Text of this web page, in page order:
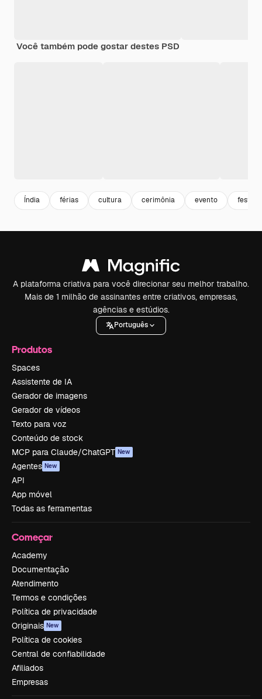
Você também pode gostar destes PSD
Índia férias cultura cerimônia evento festival
A plataforma criativa para você direcionar seu melhor trabalho.
Mais de 1 milhão de assinantes entre criativos, empresas,
agências e estúdios.
Português
Produtos
Spaces
Assistente de IA
Gerador de imagens
Gerador de vídeos
Texto para voz
Conteúdo de stock
MCP para Claude/ChatGPT New
Agentes New
API
App móvel
Todas as ferramentas
Começar
Academy
Documentação
Atendimento
Termos e condições
Política de privacidade
Originais New
Política de cookies
Central de confiabilidade
Afiliados
Empresas